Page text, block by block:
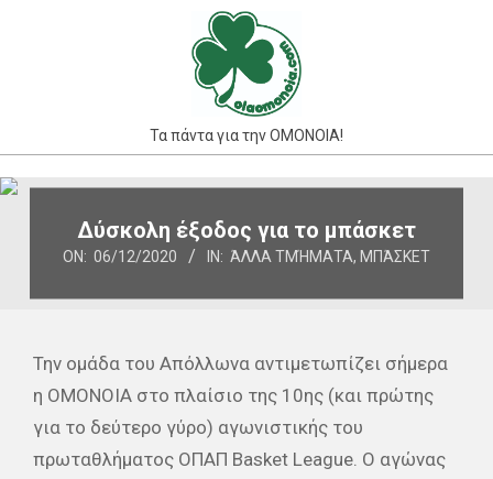
Τα πάντα για την ΟΜΟΝΟΙΑ!
Primary
Δύσκολη έξοδος για το μπάσκετ
ON: 06/12/2020 IN: ΆΛΛΑ ΤΜΉΜΑΤΑ, ΜΠΆΣΚΕΤ
Την ομάδα του Απόλλωνα αντιμετωπίζει σήμερα
η ΟΜΟΝΟΙΑ στο πλαίσιο της 10ης (και πρώτης
για το δεύτερο γύρο) αγωνιστικής του
πρωταθλήματος ΟΠΑΠ Basket League. Ο αγώνας